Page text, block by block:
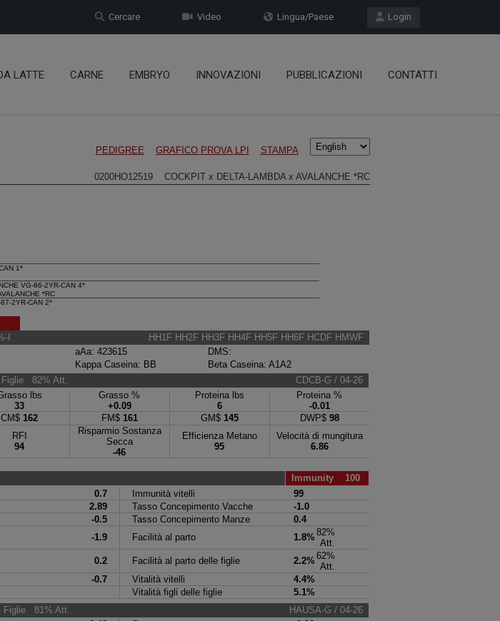
Login
Lingua/Paese
Video
Cercare
LATTE CARNE EMBRYO INNOVAZIONI PUBBLICAZIONI CONTATTI